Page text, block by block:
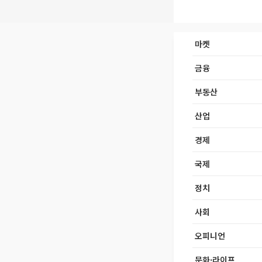
마켓
금융
부동산
산업
경제
국제
정치
사회
오피니언
문화·라이프